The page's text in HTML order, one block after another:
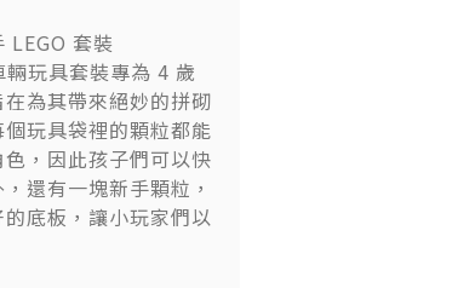
LEGO 套裝
玩具套裝專為 4 歲
為其帶來絕妙的拼砌
玩具袋裡的顆粒都能
，因此孩子們可以快
還有一塊新手顆粒，
底板，讓小玩家們以